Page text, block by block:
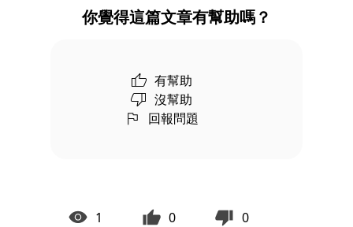
你覺得這篇文章有幫助嗎？
有幫助
沒幫助
回報問題
1 0 0